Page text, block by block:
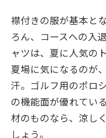
襟付きの服が基本と
ろん、コースへの入
ャツは、夏に人気の
夏場に気になるのが
汗。ゴルフ用のポロ
の機能面が優れてい
材のものなら、涼し
しょう。